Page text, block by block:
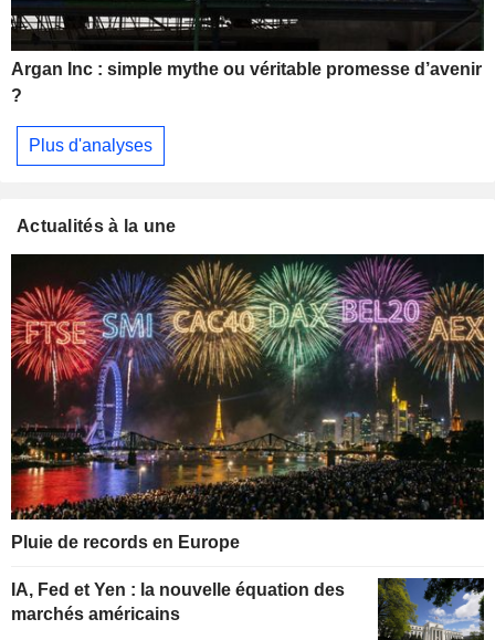
Argan Inc : simple mythe ou véritable promesse d’avenir
?
Plus d'analyses
Actualités à la une
Pluie de records en Europe
IA, Fed et Yen : la nouvelle équation des
marchés américains